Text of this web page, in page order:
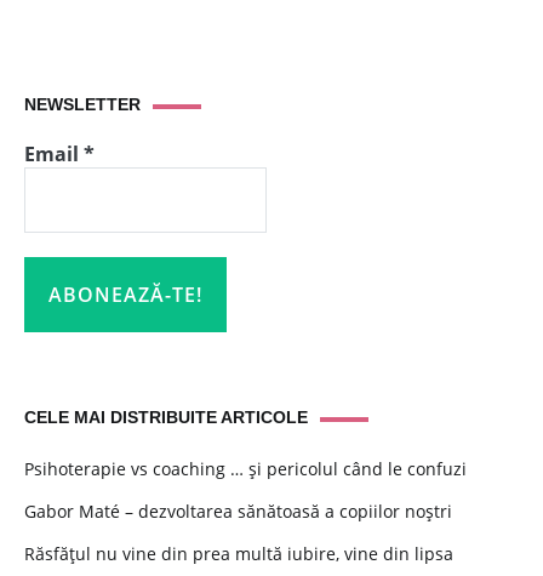
NEWSLETTER
Email *
CELE MAI DISTRIBUITE ARTICOLE
Psihoterapie vs coaching … și pericolul când le confuzi
Gabor Maté – dezvoltarea sănătoasă a copiilor noștri
Răsfățul nu vine din prea multă iubire, vine din lipsa